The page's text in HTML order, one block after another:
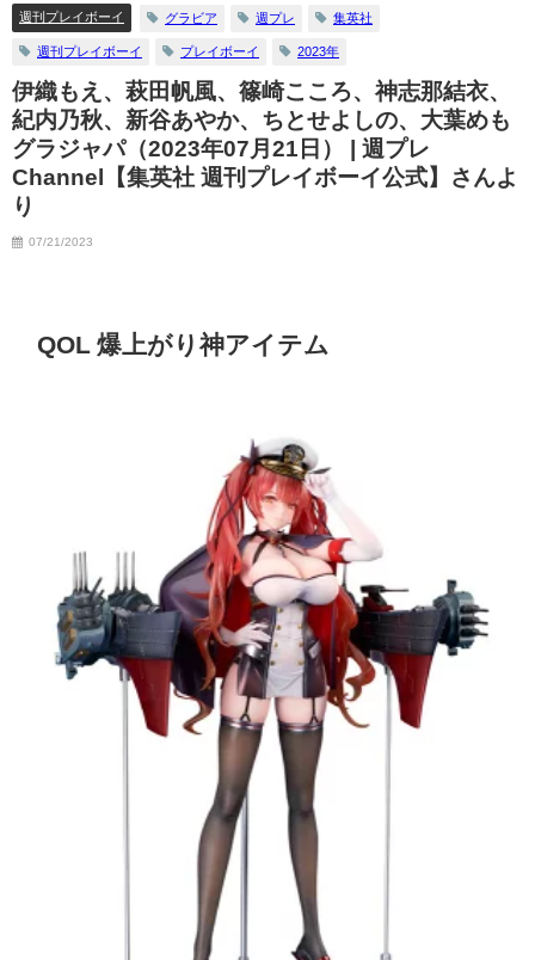
週刊プレイボーイ グラビア 週プレ 集英社
週刊プレイボーイ プレイボーイ 2023年
伊織もえ、萩田帆風、篠崎こころ、神志那結衣、
紀内乃秋、新谷あやか、ちとせよしの、大葉めも
グラジャパ（2023年07月21日） | 週プレ
Channel【集英社 週刊プレイボーイ公式】さんよ
り
07/21/2023
QOL 爆上がり神アイテム